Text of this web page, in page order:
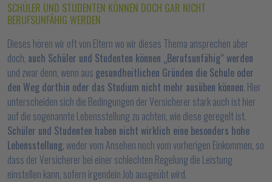
SCHÜLER UND STUDENTEN KÖNNEN DOCH GAR NICHT
BERUFSUNFÄHIG WERDEN
Dieses hören wir oft von Eltern wo wir dieses Thema ansprechen aber
doch, auch Schüler und Studenten können „Berufsunfähig“ werden
und zwar denn, wenn aus gesundheitlichen Gründen die Schule oder
den Weg dorthin oder das Studium nicht mehr ausüben können. Hier
unterscheiden sich die Bedingungen der Versicherer stark auch ist hier
auf die sogenannte Lebensstellung zu achten, wie diese geregelt ist.
Schüler und Studenten haben nicht wirklich eine besonders hohe
Lebensstellung, weder vom Ansehen noch vom vorherigen Einkommen, so
dass der Versicherer bei einer schlechten Regelung die Leistung
einstellen kann, sofern irgendein Job ausgeübt wird.